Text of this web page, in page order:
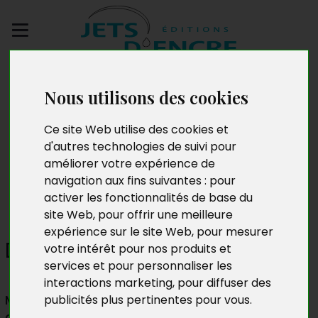
Nous utilisons des cookies
Ce site Web utilise des cookies et
d'autres technologies de suivi pour
améliorer votre expérience de
navigation aux fins suivantes : pour
activer les fonctionnalités de base du
site Web, pour offrir une meilleure
expérience sur le site Web, pour mesurer
votre intérêt pour nos produits et
services et pour personnaliser les
interactions marketing, pour diffuser des
publicités plus pertinentes pour vous.
manuscrit
Témoignages
Demba Fall
Mon premier contact avec les Éditions Jets